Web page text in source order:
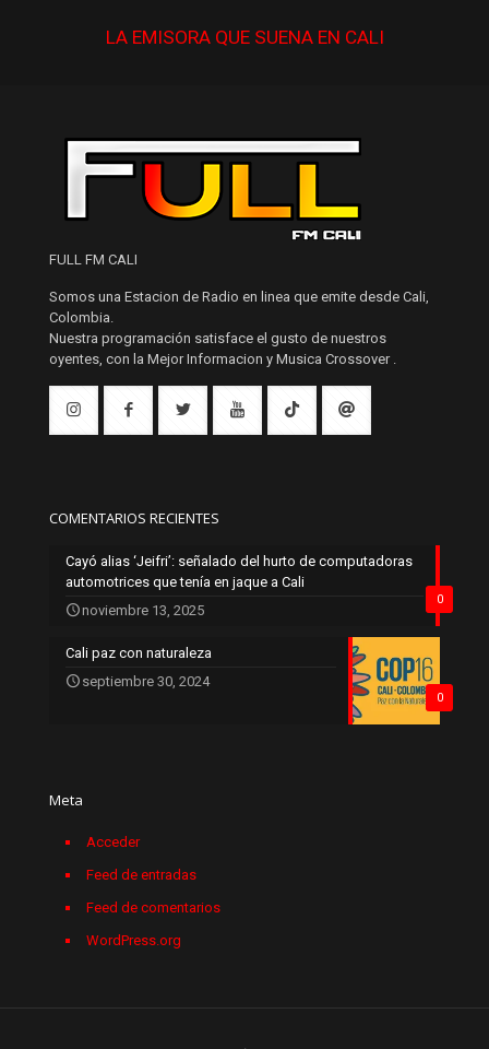
LA EMISORA QUESUENAEN CALI
FULL FM CALI
Somos una Estacion de Radio en linea que emite desde Cali,
Colombia.
Nuestra programación satisface el gusto de nuestros
oyentes, con la Mejor Informacion y Musica Crossover .
COMENTARIOS RECIENTES
0
Cayó alias ‘Jeifri’: señalado del hurto de computadoras
automotrices que tenía en jaque a Cali
noviembre 13, 2025
0
Cali paz con naturaleza
septiembre 30, 2024
Meta
Acceder
Feed de entradas
Feed de comentarios
WordPress.org